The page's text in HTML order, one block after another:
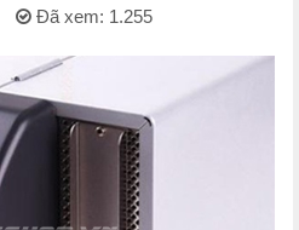
Đã xem: 1.255